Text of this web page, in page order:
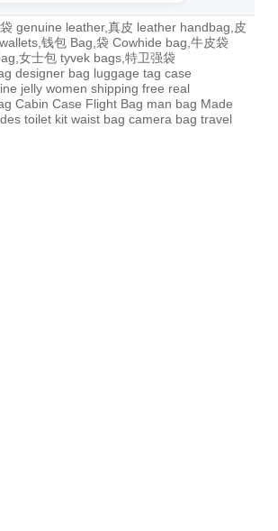
genuine leather,真皮 leather handbag,皮
wallets,钱包 Bag,袋 Cowhide bag,牛皮袋
女士包 tyvek bags,特卫强袋
designer bag luggage tag case
jelly women shipping free real
Cabin Case Flight Bag man bag Made
toilet kit waist bag camera bag travel